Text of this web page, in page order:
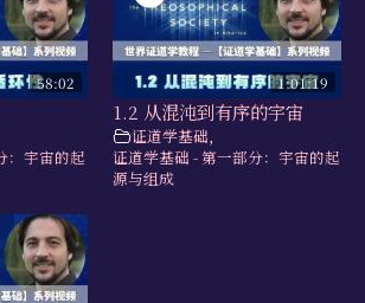
58:02
：宇宙的起
1:01:19
1.2 从混沌到有序的宇宙
证道学基础,
证道学基础 - 第一部分：宇宙的起
源与组成